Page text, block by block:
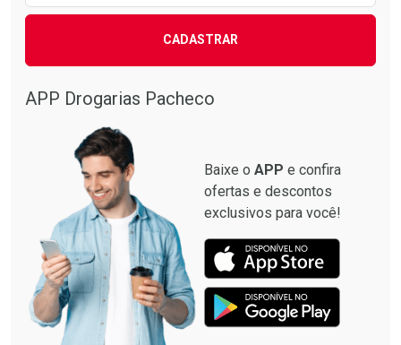
CADASTRAR
APP Drogarias Pacheco
Baixe o APP e confira
ofertas e descontos
exclusivos para você!